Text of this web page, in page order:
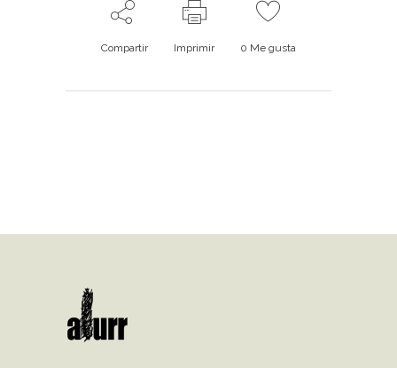
Compartir Imprimir 0 Me gusta